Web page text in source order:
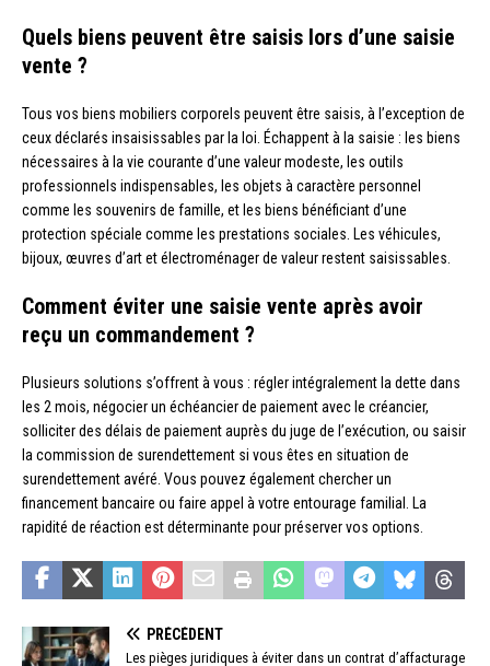
Quels biens peuvent être saisis lors d’une saisie
vente ?
Tous vos biens mobiliers corporels peuvent être saisis, à l’exception de
ceux déclarés insaisissables par la loi. Échappent à la saisie : les biens
nécessaires à la vie courante d’une valeur modeste, les outils
professionnels indispensables, les objets à caractère personnel
comme les souvenirs de famille, et les biens bénéficiant d’une
protection spéciale comme les prestations sociales. Les véhicules,
bijoux, œuvres d’art et électroménager de valeur restent saisissables.
Comment éviter une saisie vente après avoir
reçu un commandement ?
Plusieurs solutions s’offrent à vous : régler intégralement la dette dans
les 2 mois, négocier un échéancier de paiement avec le créancier,
solliciter des délais de paiement auprès du juge de l’exécution, ou saisir
la commission de surendettement si vous êtes en situation de
surendettement avéré. Vous pouvez également chercher un
financement bancaire ou faire appel à votre entourage familial. La
rapidité de réaction est déterminante pour préserver vos options.
PRÉCÉDENT
Les pièges juridiques à éviter dans un contrat d’affacturage